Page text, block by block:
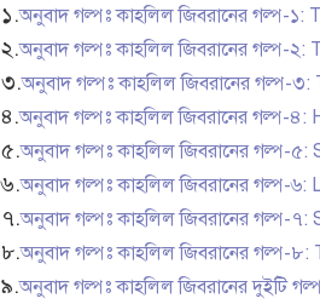
১.অনুবাদ গল্পঃ কাহলিল জিবরানের গল্প-
২.অনুবাদ গল্পঃ কাহলিল জিবরানের গল্প-
৩.অনুবাদ গল্পঃ কাহলিল জিবরানের গল্প-
৪.অনুবাদ গল্পঃ কাহলিল জিবরানের গল্প-
৫.অনুবাদ গল্পঃ কাহলিল জিবরানের গল্প-
৬.অনুবাদ গল্পঃ কাহলিল জিবরানের গল্প-৬:
৭.অনুবাদ গল্পঃ কাহলিল জিবরানের গল্প-৭:
৮.অনুবাদ গল্পঃ কাহলিল জিবরানের গল্প-
৯.অনুবাদ গল্পঃ কাহলিল জিবরানের দুইটি গল্প